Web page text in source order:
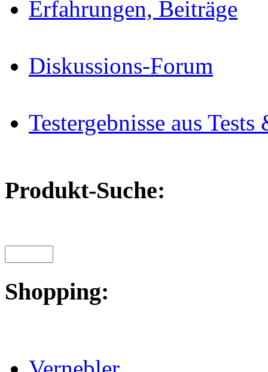
Erfahrungen, Beiträge
Diskussions-Forum
Testergebnisse aus
Produkt-Suche:
Shopping: